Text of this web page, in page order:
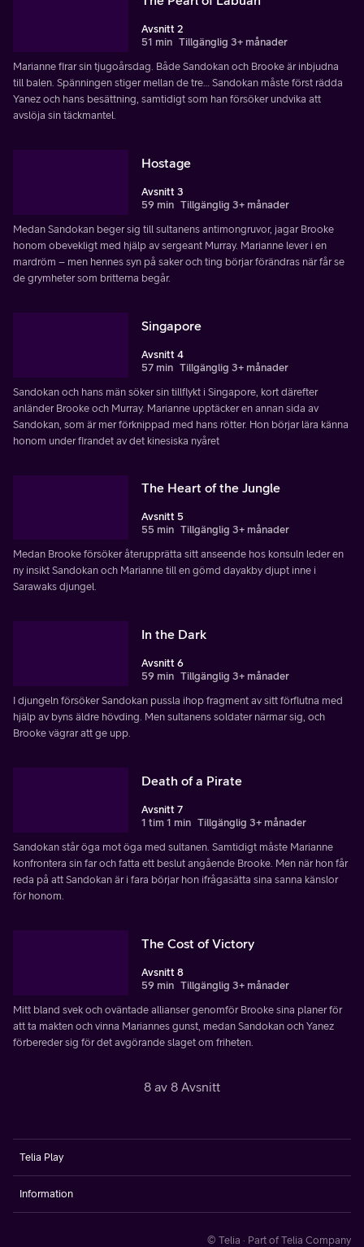
Avsnitt 2
51 min Tillgänglig 3+ månader
Marianne firar sin tjugoårsdag. Både Sandokan och Brooke är inbjudna
till balen. Spänningen stiger mellan de tre… Sandokan måste först rädda
Yanez och hans besättning, samtidigt som han försöker undvika att
avslöja sin täckmantel.
Hostage
Avsnitt 3
59 min Tillgänglig 3+ månader
Medan Sandokan beger sig till sultanens antimongruvor, jagar Brooke
honom obevekligt med hjälp av sergeant Murray. Marianne lever i en
mardröm – men hennes syn på saker och ting börjar förändras när får se
de grymheter som britterna begår.
Singapore
Avsnitt 4
57 min Tillgänglig 3+ månader
Sandokan och hans män söker sin tillflykt i Singapore, kort därefter
anländer Brooke och Murray. Marianne upptäcker en annan sida av
Sandokan, som är mer förknippad med hans rötter. Hon börjar lära känna
honom under firandet av det kinesiska nyåret
The Heart of the Jungle
Avsnitt 5
55 min Tillgänglig 3+ månader
Medan Brooke försöker återupprätta sitt anseende hos konsuln leder en
ny insikt Sandokan och Marianne till en gömd dayakby djupt inne i
Sarawaks djungel.
In the Dark
Avsnitt 6
59 min Tillgänglig 3+ månader
I djungeln försöker Sandokan pussla ihop fragment av sitt förflutna med
hjälp av byns äldre hövding. Men sultanens soldater närmar sig, och
Brooke vägrar att ge upp.
Death of a Pirate
Avsnitt 7
1 tim 1 min Tillgänglig 3+ månader
Sandokan står öga mot öga med sultanen. Samtidigt måste Marianne
konfrontera sin far och fatta ett beslut angående Brooke. Men när hon får
reda på att Sandokan är i fara börjar hon ifrågasätta sina sanna känslor
för honom.
The Cost of Victory
Avsnitt 8
59 min Tillgänglig 3+ månader
Mitt bland svek och oväntade allianser genomför Brooke sina planer för
att ta makten och vinna Mariannes gunst, medan Sandokan och Yanez
förbereder sig för det avgörande slaget om friheten.
8 av 8 Avsnitt
Telia Play
Information
© Telia · Part of Telia Company